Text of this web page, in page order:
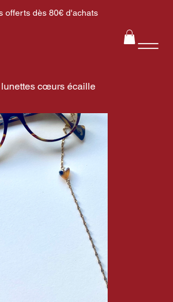
offerts dès 80€ d'achats
cœurs écaille